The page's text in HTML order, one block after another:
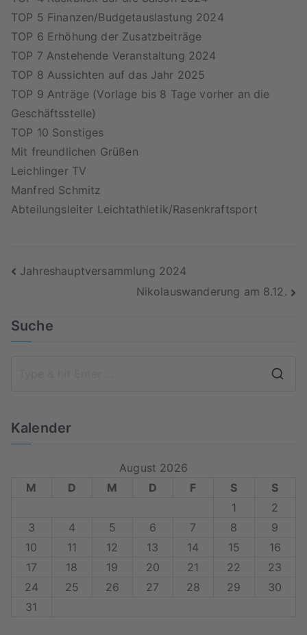
TOP 5 Finanzen/Budgetauslastung 2024
TOP 6 Erhöhung der Zusatzbeiträge
TOP 7 Anstehende Veranstaltung 2024
TOP 8 Aussichten auf das Jahr 2025
TOP 9 Anträge (Vorlage bis 8 Tage vorher an die
Geschäftsstelle)
TOP 10 Sonstiges
Mit freundlichen Grüßen
Leichlinger TV
Manfred Schmitz
Abteilungsleiter Leichtathletik/Rasenkraftsport
Beitragsnavigation
Jahreshauptversammlung 2024
Nikolauswanderung am 8.12.
Suche
Kalender
August 2026
M
D M D F S
S
1
2
3
4 5 6 7 8
9
10
11 12 13 14 15
16
17
18 19 20 21 22
23
24
25 26 27 28 29
30
31